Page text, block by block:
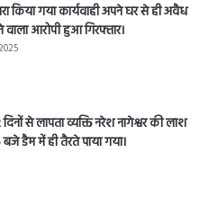
किया गया कार्यवाही अपने घर से ही अवैध
वाला आरोपी हुआ गिरफ्तार।
से लापता व्यक्ति नरेश नागेश्वर की लाश
डैम में ही तैरते पाया गया।